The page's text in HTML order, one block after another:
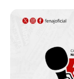
Assinada nova